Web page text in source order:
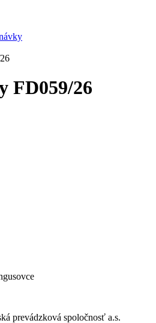
FD059/26
prevádzková spoločnosť a.s.